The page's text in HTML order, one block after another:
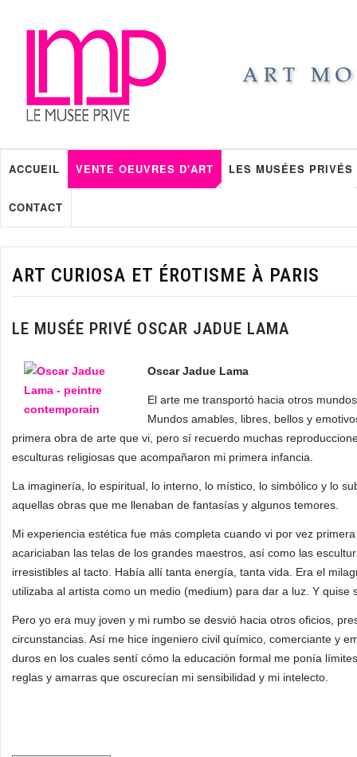
ACCUEIL VENTE OEUVRES D'ART LES MUSÉES PRIVÉS
CONTACT
ART CURIOSA ET ÉROTISME À PARIS
LE MUSÉE PRIVÉ OSCAR JADUE LAMA
Oscar Jadue Lama
El arte me transportó hacia otros
Mundos amables, libres, bellos y
primera obra de arte que vi, pero sí recuerdo muchas
esculturas religiosas que acompañaron mi primera infancia.
La imaginería, lo espiritual, lo interno, lo místico, lo simbólico y lo
aquellas obras que me llenaban de fantasías y algunos temores.
Mi experiencia estética fue más completa cuando vi por vez
acariciaban las telas de los grandes maestros, así como las
irresistibles al tacto. Había allí tanta energía, tanta vida. Era el
utilizaba al artista como un medio (medium) para dar a luz. Y quise
Pero yo era muy joven y mi rumbo se desvió hacia otros oficios,
circunstancias. Así me hice ingeniero civil químico, comerciante y
duros en los cuales sentí cómo la educación formal me ponía
reglas y amarras que oscurecían mi sensibilidad y mi intelecto.